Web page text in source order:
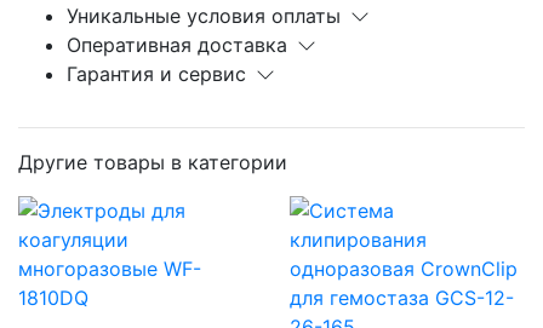
Уникальные условия оплаты
Оперативная доставка
Гарантия и сервис
Другие товары в категории